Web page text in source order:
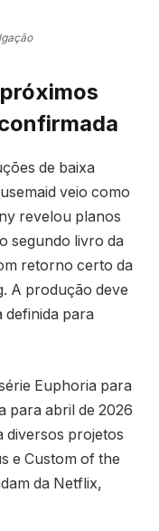
de baixa
veio como
revelou planos
segundo livro da
retorno certo da
A produção deve
definida para
Euphoria para
para abril de 2026
diversos projetos
e Custom of the
da Netflix,